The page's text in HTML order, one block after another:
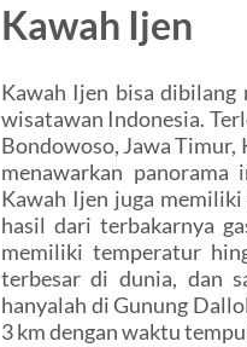
Kawah Ijen
Kawah Ijen bisa
wisatawan Indonesia.
Bondowoso, Jawa Timur,
menawarkan panorama
Kawah Ijen juga
hasil dari terbakarnya
memiliki temperatur
terbesar di dunia, dan
hanyalah di Gunung
3 km dengan waktu